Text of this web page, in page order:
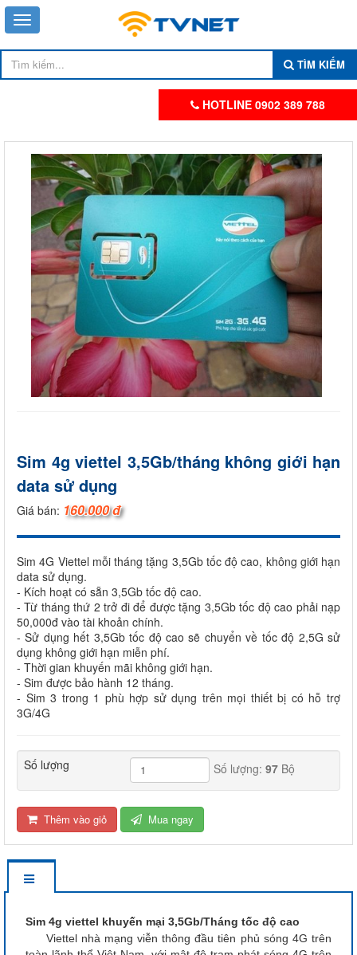
TÌM KIẾM
HOTLINE 0902 389 788
Sim 4g viettel 3,5Gb/tháng không giới hạn
data sử dụng
Giá bán: 160.000 đ
Sim 4G Viettel mỗi tháng tặng 3,5Gb tốc độ cao, không giới hạn
data sử dụng.
- Kích hoạt có sẵn 3,5Gb tốc độ cao.
- Từ tháng thứ 2 trở đi để được tặng 3,5Gb tốc độ cao phải nạp
50,000đ vào tài khoản chính.
- Sử dụng hết 3,5Gb tốc độ cao sẽ chuyển về tốc độ 2,5G sử
dụng không giới hạn miễn phí.
- Thời gian khuyến mãi không giới hạn.
- Sim được bảo hành 12 tháng.
- Sim 3 trong 1 phù hợp sử dụng trên mọi thiết bị có hỗ trợ
3G/4G
Số lượng Số lượng: 97Bộ
Thêm vào giỏ Mua ngay
Sim 4g viettel khuyến mại 3,5Gb/Tháng tốc độ cao
Viettel nhà mạng viễn thông đầu tiên phủ sóng 4G trên